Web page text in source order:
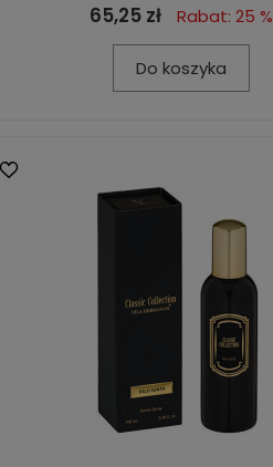
65,25 zł Rabat: 25 %
Do koszyka